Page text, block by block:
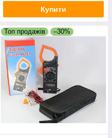
Купити
Топ продажів –30%